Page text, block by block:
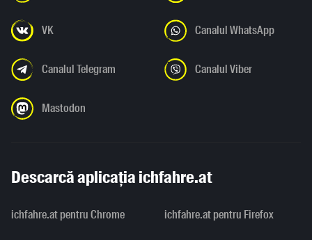
VK Canalul WhatsApp
Canalul Telegram Canalul Viber
Mastodon
Descarcă aplicația ichfahre.at
ichfahre.at pentru Chrome ichfahre.at pentru Firefox